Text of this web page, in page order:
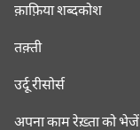
क़ाफ़िया शब्दकोश
तक़्ती
उर्दू रीसोर्स
अपना काम रेख़्ता को भेजें